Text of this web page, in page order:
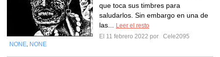
que toca sus timbres para
saludarlos. Sin embargo en una de
las...
Leer el resto
El 11 febrero 2022 por
Cele2095
NONE NONE